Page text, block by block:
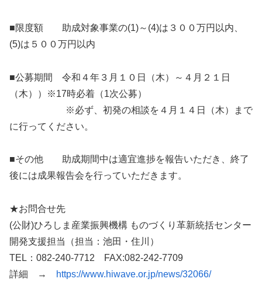
■限度額 助成対象事業の(1)～(4)は３００万円以内、
(5)は５００万円以内
■公募期間 令和４年３月１０日（木）～４月２１日
（木））※17時必着（1次公募）
※必ず、初発の相談を４月１４日（木）まで
に行ってください。
■その他 助成期間中は適宜進捗を報告いただき、終了
後には成果報告会を行っていただきます。
★お問合せ先
(公財)ひろしま産業振興機構 ものづくり革新統括センター
開発支援担当（担当：池田・住川）
TEL：082-240-7712 FAX:082-242-7709
詳細 →
https://www.hiwave.or.jp/news/32066/